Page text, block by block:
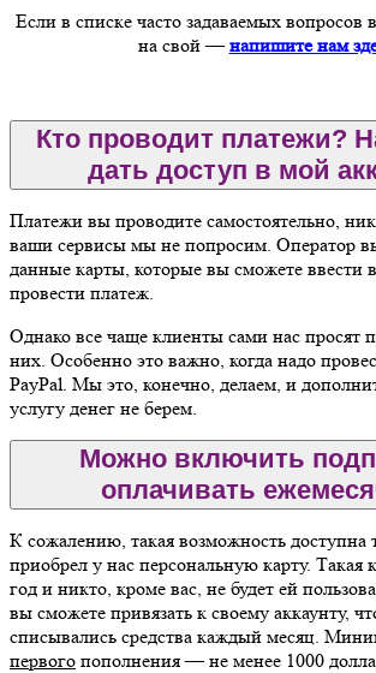
Если в списке часто задаваемых вопросов
на свой —напишите нам
Кто проводит платежи?
дать доступ в мой
Платежи вы проводите самостоятельно,
ваши сервисы мы не попросим. Оператор
данные карты, которые вы сможете ввести
провести платеж.
Однако все чаще клиенты сами нас просят
них. Особенно это важно, когда надо
PayPal. Мы это, конечно, делаем, и
услугу денег не берем.
Можно включить
оплачивать
К сожалению, такая возможность доступна
приобрел у нас персональную карту. Такая
год и никто, кроме вас, не будет ей
вы сможете привязать к своему аккаунту,
списывались средства каждый месяц.
первого пополнения — не менее 1000